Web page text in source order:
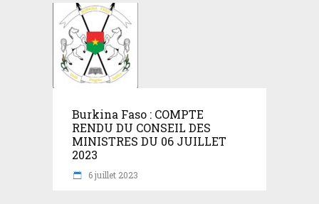
Burkina Faso : COMPTE
RENDU DU CONSEIL DES
MINISTRES DU 06 JUILLET
2023
6 juillet 2023